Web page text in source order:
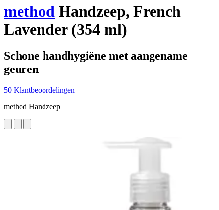
method Handzeep, French
Lavender (354 ml)
Schone handhygiëne met aangename
geuren
50 Klantbeoordelingen
method Handzeep